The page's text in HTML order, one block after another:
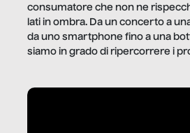
consumatore che non ne
lati in ombra. Da un concerto a
da uno smartphone fino a una
siamo in grado di ripercorrere i
dietro gli oggetti e i servizi che